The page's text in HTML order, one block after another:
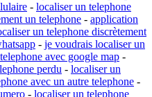
- localiser un telephone
un telephone - application
un telephone discrètement
- je voudrais localiser un
avec google map -
perdu - localiser un
avec un autre telephone -
- localiser un telephone